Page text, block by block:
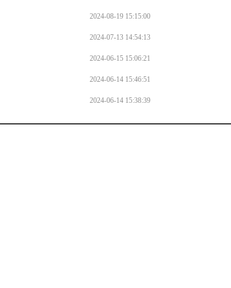
2024-08-19 15:15:00
2024-07-13 14:54:13
2024-06-15 15:06:21
2024-06-14 15:46:51
2024-06-14 15:38:39